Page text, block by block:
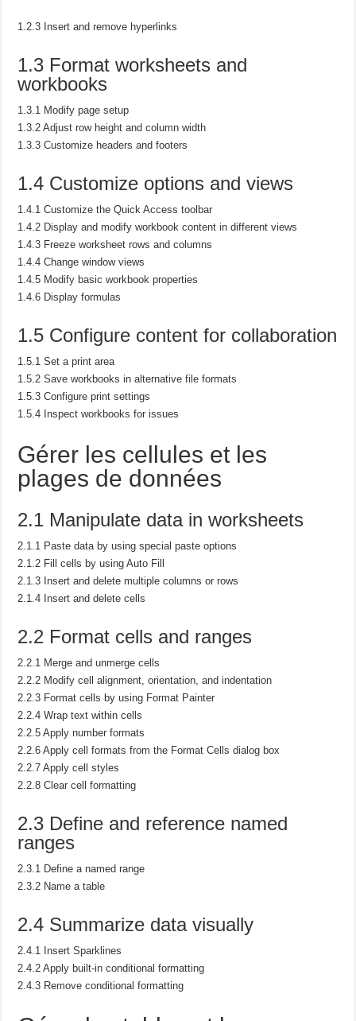
1.2.3 Insert and remove hyperlinks
1.3 Format worksheets and
workbooks
1.3.1 Modify page setup
1.3.2 Adjust row height and column width
1.3.3 Customize headers and footers
1.4 Customize options and views
1.4.1 Customize the Quick Access toolbar
1.4.2 Display and modify workbook content in different views
1.4.3 Freeze worksheet rows and columns
1.4.4 Change window views
1.4.5 Modify basic workbook properties
1.4.6 Display formulas
1.5 Configure content for collaboration
1.5.1 Set a print area
1.5.2 Save workbooks in alternative file formats
1.5.3 Configure print settings
1.5.4 Inspect workbooks for issues
Gérer les cellules et les
plages de données
2.1 Manipulate data in worksheets
2.1.1 Paste data by using special paste options
2.1.2 Fill cells by using Auto Fill
2.1.3 Insert and delete multiple columns or rows
2.1.4 Insert and delete cells
2.2 Format cells and ranges
2.2.1 Merge and unmerge cells
2.2.2 Modify cell alignment, orientation, and indentation
2.2.3 Format cells by using Format Painter
2.2.4 Wrap text within cells
2.2.5 Apply number formats
2.2.6 Apply cell formats from the Format Cells dialog box
2.2.7 Apply cell styles
2.2.8 Clear cell formatting
2.3 Define and reference named
ranges
2.3.1 Define a named range
2.3.2 Name a table
2.4 Summarize data visually
2.4.1 Insert Sparklines
2.4.2 Apply built-in conditional formatting
2.4.3 Remove conditional formatting